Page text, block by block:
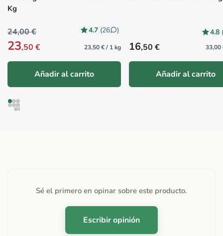
Kg
4.7 (26 )
24,00 €
23,50 € 23,50 € / 1 kg
Añadir al carrito
4.8
Precio habitual
16,50 € 33,00
Añadir al carrito
Sé el primero en opinar sobre este producto.
Escribir opinión